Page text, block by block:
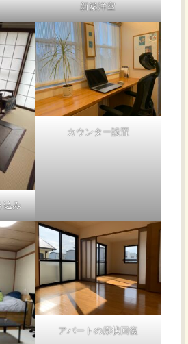
新築洋室
込み
カウンター設置
アパートの原状回復